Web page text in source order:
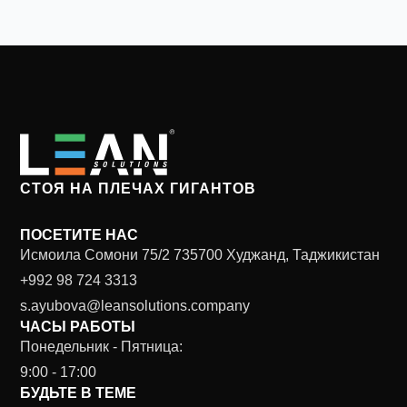
СТОЯ НА ПЛЕЧАХ ГИГАНТОВ
ПОСЕТИТЕ НАС
Исмоила Сомони 75/2 735700 Худжанд, Таджикистан
+992 98 724 3313
s.ayubova@leansolutions.company
ЧАСЫ РАБОТЫ
Понедельник - Пятница:
9:00 - 17:00
БУДЬТЕ В ТЕМЕ